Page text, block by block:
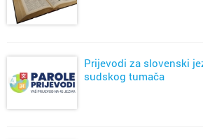
Prijevodi za slovenski
sudskog tumača